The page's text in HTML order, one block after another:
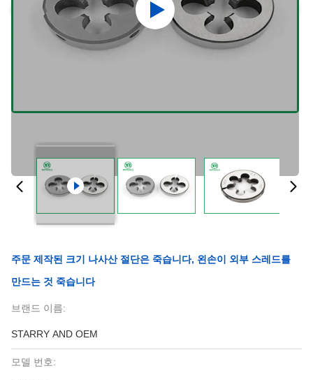
주문 제작된 크기 나사산 절단은 죽습니다, 왼손이 외부 스레드를
만드는 것 죽습니다
브랜드 이름:
STARRY AND OEM
모델 번호: